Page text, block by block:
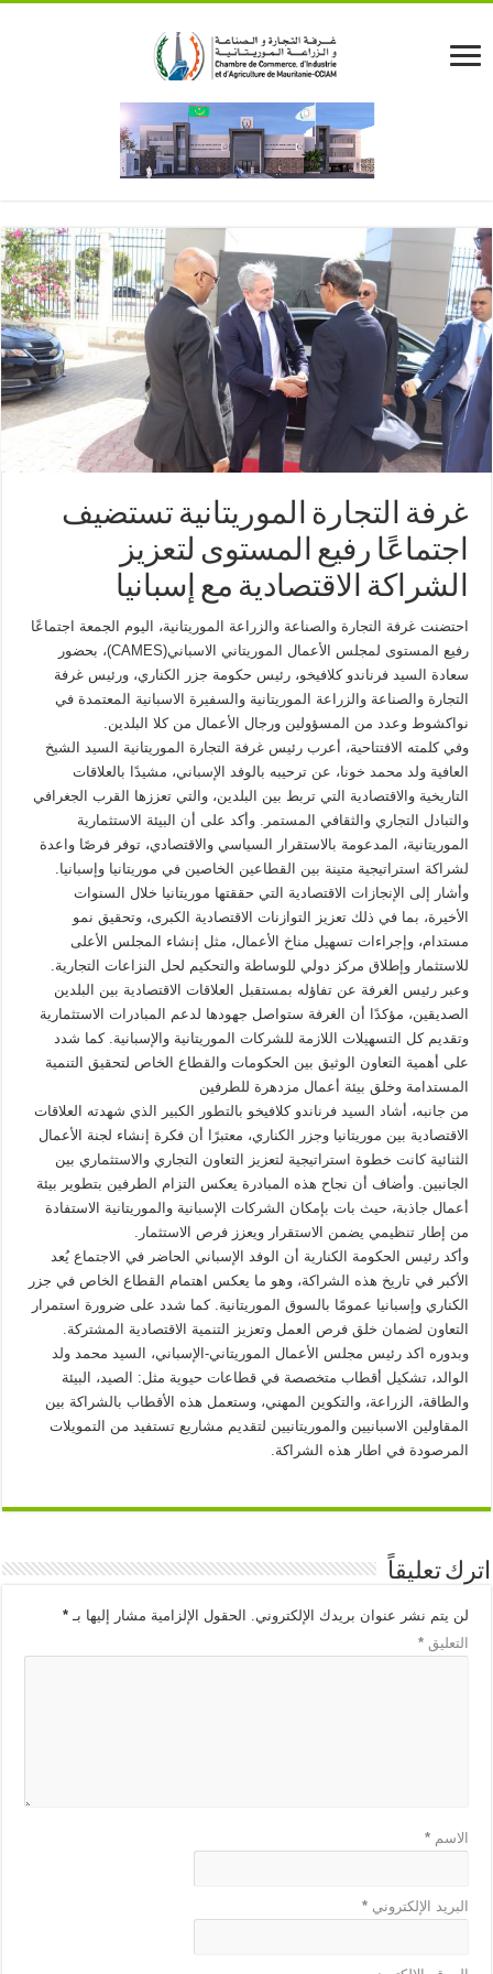
غرفة التجارة الموريتانية تستضيف
اجتماعًا رفيع المستوى لتعزيز
الشراكة الاقتصادية مع إسبانيا
احتضنت غرفة التجارة والصناعة والزراعة الموريتانية، اليوم الجمعة اجتماعًا
رفيع المستوى لمجلس الأعمال الموريتاني الاسباني(CAMES)، بحضور
سعادة السيد فرناندو كلافيخو، رئيس حكومة جزر الكناري، ورئيس غرفة
التجارة والصناعة والزراعة الموريتانية والسفيرة الاسبانية المعتمدة في
نواكشوط وعدد من المسؤولين ورجال الأعمال من كلا البلدين.
وفي كلمته الافتتاحية، أعرب رئيس غرفة التجارة الموريتانية السيد الشيخ
العافية ولد محمد خونا، عن ترحيبه بالوفد الإسباني، مشيدًا بالعلاقات
التاريخية والاقتصادية التي تربط بين البلدين، والتي تعززها القرب الجغرافي
والتبادل التجاري والثقافي المستمر. وأكد على أن البيئة الاستثمارية
الموريتانية، المدعومة بالاستقرار السياسي والاقتصادي، توفر فرصًا واعدة
لشراكة استراتيجية متينة بين القطاعين الخاصين في موريتانيا وإسبانيا.
وأشار إلى الإنجازات الاقتصادية التي حققتها موريتانيا خلال السنوات
الأخيرة، بما في ذلك تعزيز التوازنات الاقتصادية الكبرى، وتحقيق نمو
مستدام، وإجراءات تسهيل مناخ الأعمال، مثل إنشاء المجلس الأعلى
للاستثمار وإطلاق مركز دولي للوساطة والتحكيم لحل النزاعات التجارية.
وعبر رئيس الغرفة عن تفاؤله بمستقبل العلاقات الاقتصادية بين البلدين
الصديقين، مؤكدًا أن الغرفة ستواصل جهودها لدعم المبادرات الاستثمارية
وتقديم كل التسهيلات اللازمة للشركات الموريتانية والإسبانية. كما شدد
على أهمية التعاون الوثيق بين الحكومات والقطاع الخاص لتحقيق التنمية
المستدامة وخلق بيئة أعمال مزدهرة للطرفين
من جانبه، أشاد السيد فرناندو كلافيخو بالتطور الكبير الذي شهدته العلاقات
الاقتصادية بين موريتانيا وجزر الكناري، معتبرًا أن فكرة إنشاء لجنة الأعمال
الثنائية كانت خطوة استراتيجية لتعزيز التعاون التجاري والاستثماري بين
الجانبين. وأضاف أن نجاح هذه المبادرة يعكس التزام الطرفين بتطوير بيئة
أعمال جاذبة، حيث بات بإمكان الشركات الإسبانية والموريتانية الاستفادة
من إطار تنظيمي يضمن الاستقرار ويعزز فرص الاستثمار.
وأكد رئيس الحكومة الكنارية أن الوفد الإسباني الحاضر في الاجتماع يُعد
الأكبر في تاريخ هذه الشراكة، وهو ما يعكس اهتمام القطاع الخاص في جزر
الكناري وإسبانيا عمومًا بالسوق الموريتانية. كما شدد على ضرورة استمرار
التعاون لضمان خلق فرص العمل وتعزيز التنمية الاقتصادية المشتركة.
وبدوره اكد رئيس مجلس الأعمال الموريتاني-الإسباني، السيد محمد ولد
الوالد، تشكيل أقطاب متخصصة في قطاعات حيوية مثل: الصيد، البيئة
والطاقة، الزراعة، والتكوين المهني، وستعمل هذه الأقطاب بالشراكة بين
المقاولين الاسبانيين والموريتانيين لتقديم مشاريع تستفيد من التمويلات
المرصودة في اطار هذه الشراكة.
اترك تعليقاً
لن يتم نشر عنوان بريدك الإلكتروني. الحقول الإلزامية مشار إليها بـ*
التعليق*
الاسم*
البريد الإلكتروني*